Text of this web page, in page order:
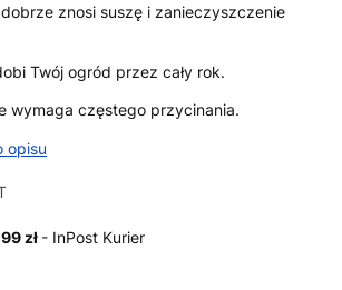
dobrze znosi suszę i zanieczyszczenie
Twój ogród przez cały rok.
wymaga częstego przycinania.
opisu
zł - InPost Kurier